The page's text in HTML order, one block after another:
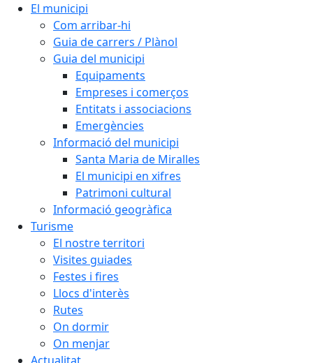
El municipi
Com arribar-hi
Guia de carrers / Plànol
Guia del municipi
Equipaments
Empreses i comerços
Entitats i associacions
Emergències
Informació del municipi
Santa Maria de Miralles
El municipi en xifres
Patrimoni cultural
Informació geogràfica
Turisme
El nostre territori
Visites guiades
Festes i fires
Llocs d'interès
Rutes
On dormir
On menjar